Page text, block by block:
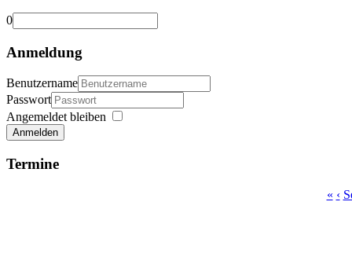
0
Anmeldung
Benutzername
Passwort
Angemeldet bleiben
Anmelden
Termine
« ‹